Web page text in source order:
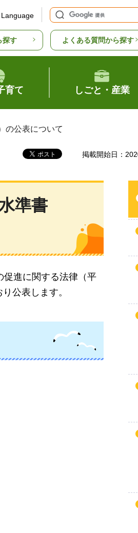
探す よくある質問から探す
育て しごと・産業
の公表について
掲載開始日：
準書
促進に関する法律（平
公表します。